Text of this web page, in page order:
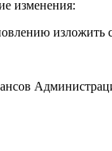
изменения:
изложить